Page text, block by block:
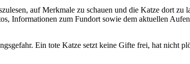
auf Merkmale zu schauen und die Katze dort zu
Informationen zum Fundort sowie dem aktuellen
Ein tote Katze setzt keine Gifte frei, hat nicht